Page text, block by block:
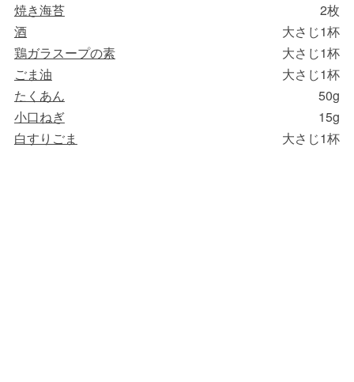
焼き海苔
2枚
酒
大さじ1杯
鶏ガラスープの素
大さじ1杯
ごま油
大さじ1杯
たくあん
50g
小口ねぎ
15g
白すりごま
大さじ1杯